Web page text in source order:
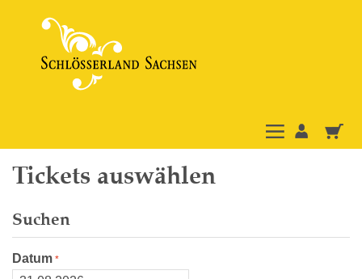
Tickets auswählen
Suchen
Datum